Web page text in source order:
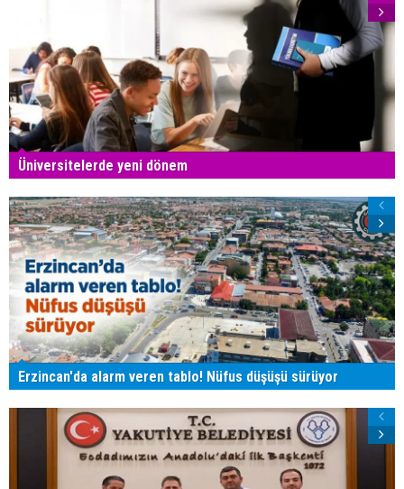
Üniversitelerde yeni dönem
Erzincan'da alarm veren tablo! Nüfus düşüşü sürüyor